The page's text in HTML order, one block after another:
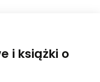
i książki o